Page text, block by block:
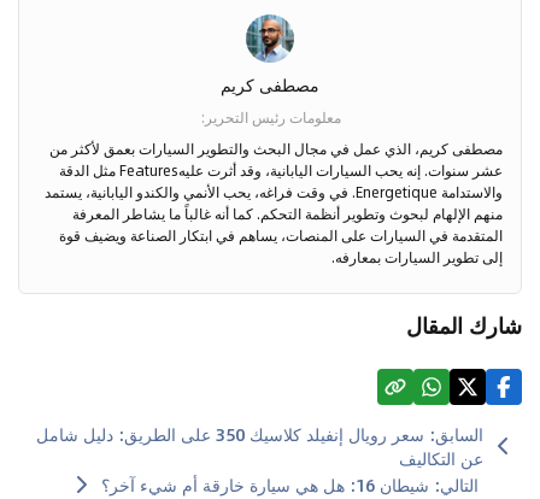
مصطفى كريم
معلومات رئيس التحرير :
مصطفى كريم، الذي عمل في مجال البحث والتطوير السيارات بعمق لأكثر من
عشر سنوات. إنه يحب السيارات اليابانية، وقد أثرت عليهFeatures مثل الدقة
والاستدامة Energetique. في وقت فراغه، يحب الأنمي والكندو اليابانية، يستمد
منهم الإلهام لبحوث وتطوير أنظمة التحكم. كما أنه غالباً ما يشاطر المعرفة
المتقدمة في السيارات على المنصات، يساهم في ابتكار الصناعة ويضيف قوة
إلى تطوير السيارات بمعارفه.
شارك المقال
السابق:
سعر رويال إنفيلد كلاسيك 350 على الطريق: دليل شامل
عن التكاليف
التالي: شيطان 16: هل هي سيارة خارقة أم شيء آخر؟